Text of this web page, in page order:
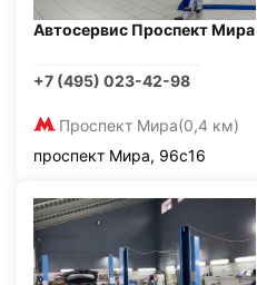
Автосервис Проспект Мира
+7 (495) 023-42-98
Проспект Мира(0,4 км)
проспект Мира, 96с16